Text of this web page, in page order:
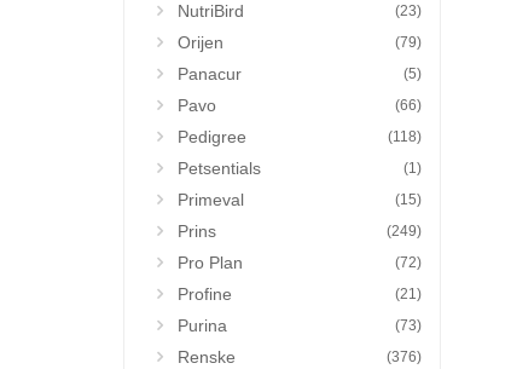
NutriBird (23)
Orijen (79)
Panacur (5)
Pavo (66)
Pedigree (118)
Petsentials (1)
Primeval (15)
Prins (249)
Pro Plan (72)
Profine (21)
Purina (73)
Renske (376)